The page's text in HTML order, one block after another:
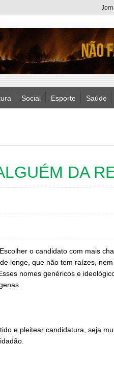
Social Esporte Saúde
DA
o candidato com mais
longe, que não tem raízes,
nomes genéricos e
e pleitear candidatura, seja